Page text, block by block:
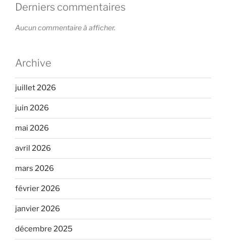
Derniers commentaires
Aucun commentaire à afficher.
Archive
juillet 2026
juin 2026
mai 2026
avril 2026
mars 2026
février 2026
janvier 2026
décembre 2025